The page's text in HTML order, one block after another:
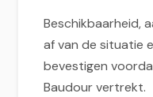
Beschikbaarheid,
af van de situatie
bevestigen
Baudour vertrekt.